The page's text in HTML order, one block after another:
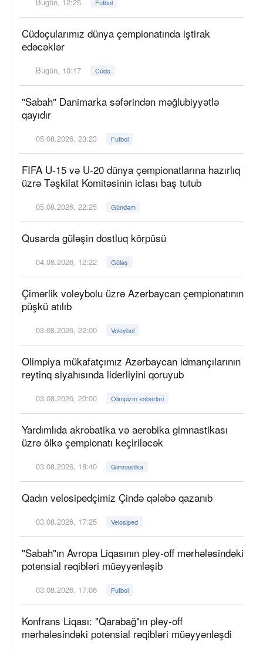
Futbol
Cüdoçularımız dünya çempionatında iştirak
edəcəklər
Bugün, 10:17 Cüdo
"Sabah" Danimarka səfərindən məğlubiyyətlə
qayıdır
05.08.2026, 23:23 Futbol
FIFA U-15 və U-20 dünya çempionatlarına hazırlıq
üzrə Təşkilat Komitəsinin iclası baş tutub
05.08.2026, 22:25 Gündəm
Qusarda güləşin dostluq körpüsü
04.08.2026, 12:22 Güləş
Çimərlik voleybolu üzrə Azərbaycan çempionatının
püşkü atılıb
03.08.2026, 22:00 Voleybol
Olimpiya mükafatçımız Azərbaycan idmançılarının
reytinq siyahısında liderliyini qoruyub
03.08.2026, 20:00 Olimpizm xəbərləri
Yardımlıda akrobatika və aerobika gimnastikası
üzrə ölkə çempionatı keçiriləcək
03.08.2026, 18:40 Gimnastika
Qadın velosipedçimiz Çində qələbə qazanıb
03.08.2026, 17:25 Velosiped
"Sabah"ın Avropa Liqasının pley-off mərhələsindəki
potensial rəqibləri müəyyənləşib
03.08.2026, 17:06 Futbol
Konfrans Liqası: "Qarabağ"ın pley-off
mərhələsindəki potensial rəqibləri müəyyənləşdi